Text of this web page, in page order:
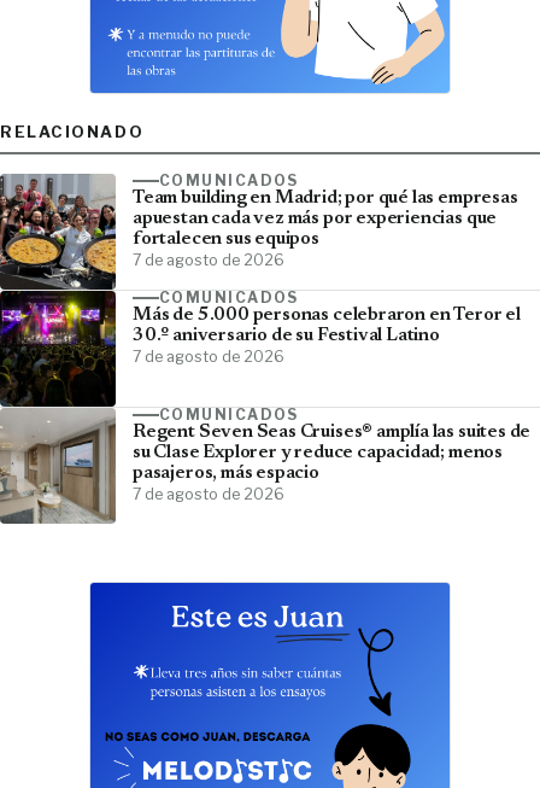
RELACIONADO
COMUNICADOS
Team building en Madrid; por qué las empresas
apuestan cada vez más por experiencias que
fortalecen sus equipos
7 de agosto de 2026
COMUNICADOS
Más de 5.000 personas celebraron en Teror el
30.º aniversario de su Festival Latino
7 de agosto de 2026
COMUNICADOS
Regent Seven Seas Cruises® amplía las suites de
su Clase Explorer y reduce capacidad; menos
pasajeros, más espacio
7 de agosto de 2026